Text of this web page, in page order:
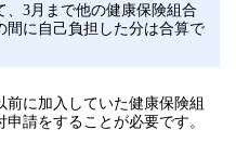
3月まで他の健康保険組合
間に自己負担した分は合算で
に加入していた健康保険組
請をすることが必要です。